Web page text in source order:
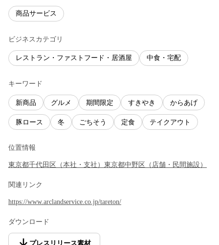
商品サービス
ビジネスカテゴリ
レストラン・ファストフード・居酒屋 中食・宅配
キーワード
新商品 グルメ 期間限定 すきやき からあげ
豚ロース 冬 ごちそう 定食 テイクアウト
位置情報
東京都千代田区 （本社・支社 ） 東京都中野区 （ 店舗・民間施設 ）
関連リンク
https://www.arclandservice.co.jp/tareton/
ダウンロード
プレスリリース素材